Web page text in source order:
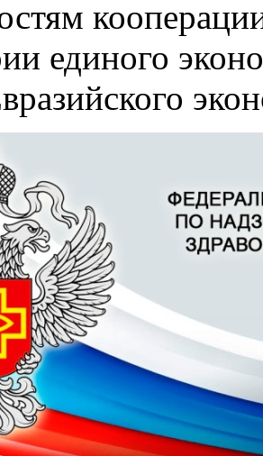
единого